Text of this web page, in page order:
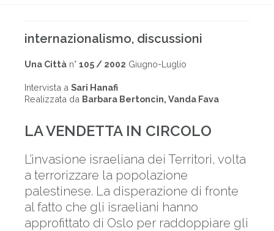
internazionalismo, discussioni
Una Città n° 105 / 2002 Giugno-Luglio
Intervista a Sari Hanafi
Realizzata da Barbara Bertoncin, Vanda Fava
LA VENDETTA IN CIRCOLO
L’invasione israeliana dei Territori, volta
a terrorizzare la popolazione
palestinese. La disperazione di fronte
al fatto che gli israeliani hanno
approfittato di Oslo per raddoppiare gli